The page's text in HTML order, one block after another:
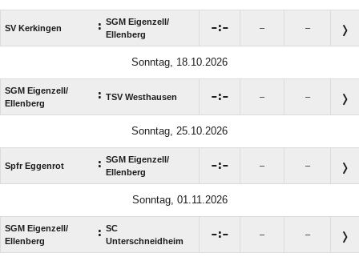
SV Kerkingen : SGM Eigenzell/​
Ellenberg
: – –
Sonntag, 18.10.2026
SGM Eigenzell/​
Ellenberg
: TSV Westhausen : – –
Sonntag, 25.10.2026
Spfr Eggenrot : SGM Eigenzell/​
Ellenberg
: – –
Sonntag, 01.11.2026
SGM Eigenzell/​
Ellenberg
: SC
Unterschneidheim
: – –